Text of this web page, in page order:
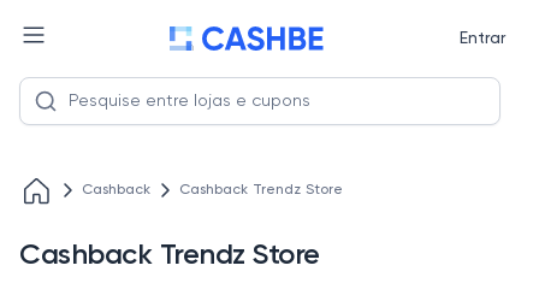
Entrar
Cashback Cashback Trendz Store
Cashback Trendz Store